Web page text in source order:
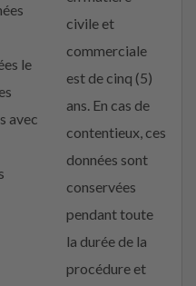
le
avec
civile et
commerciale
est de cinq (5)
ans. En cas de
contentieux, ces
données sont
conservées
pendant toute
la durée de la
procédure et